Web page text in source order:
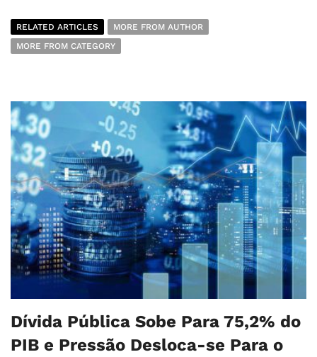
RELATED ARTICLES
MORE FROM AUTHOR
MORE FROM CATEGORY
Dívida Pública Sobe Para 75,2% do
PIB e Pressão Desloca-se Para o